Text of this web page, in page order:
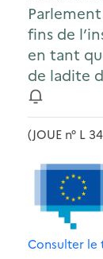
fins de
en tant
de ladite
(JOUE n° L
Consulter le